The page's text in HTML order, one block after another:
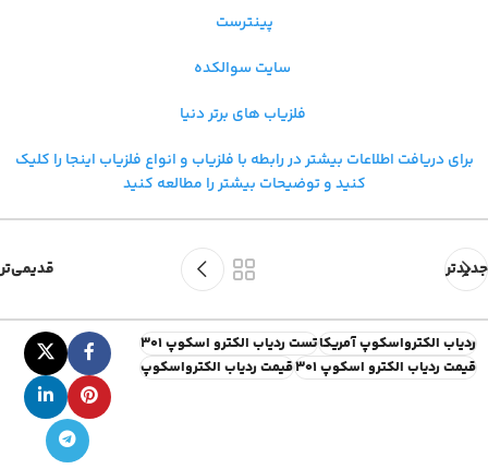
پینترست
سایت سوالکده
فلزیاب های برتر دنیا
برای دریافت اطلاعات بیشتر در رابطه با فلزیاب و انواع فلزیاب اینجا را کلیک
کنید و توضیحات بیشتر را مطالعه کنید
جدیدتر قدیمی‌تر
ردیاب الکترواسکوپ آمریکاتست ردیاب الکترو اسکوپ ۳۰۱
قیمت ردیاب الکترو اسکوپ 301
قیمت ردیاب الکترواسکوپ